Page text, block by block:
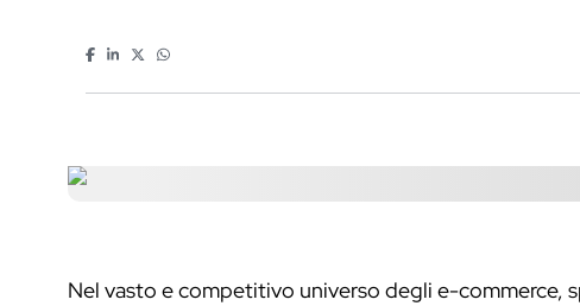
Nel vasto e competitivo universo degli e-commerce,